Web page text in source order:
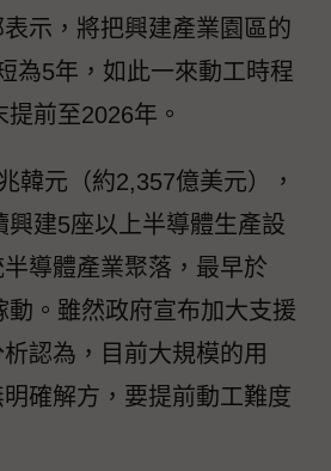
示，將把興建產業園區的
為5年，如此一來動工時程
前至2026年。
韓元（約2,357億美元），
興建5座以上半導體生產設
導體產業聚落，最早於
動。雖然政府宣布加大支援
認為，目前大規模的用
確解方，要提前動工難度